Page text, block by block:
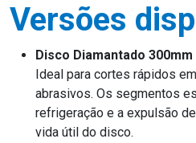
Versões
Disco Diamantado 300mm
Ideal para cortes rápidos
abrasivos. Os segmentos
refrigeração e a expulsão
vida útil do disco.